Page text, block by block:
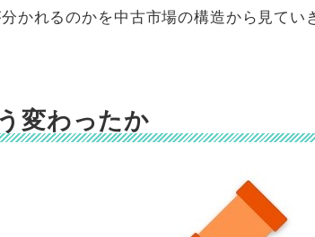
かれるのかを中古市場の構造から見てい
変わったか